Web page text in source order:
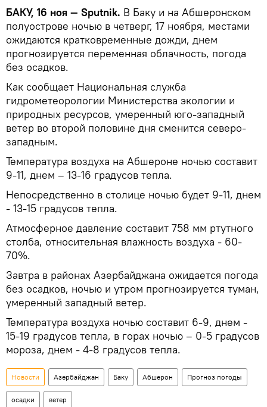
БАКУ, 16 ноя — Sputnik. В Баку и на Абшеронском
полуострове ночью в четверг, 17 ноября, местами
ожидаются кратковременные дожди, днем
прогнозируется переменная облачность, погода
без осадков.
Как сообщает Национальная служба
гидрометеорологии Министерства экологии и
природных ресурсов, умеренный юго-западный
ветер во второй половине дня сменится северо-
западным.
Температура воздуха на Абшероне ночью составит
9-11, днем – 13-16 градусов тепла.
Непосредственно в столице ночью будет 9-11, днем
- 13-15 градусов тепла.
Атмосферное давление составит 758 мм ртутного
столба, относительная влажность воздуха - 60-
70%.
Завтра в районах Азербайджана ожидается погода
без осадков, ночью и утром прогнозируется туман,
умеренный западный ветер.
Температура воздуха ночью составит 6-9, днем -
15-19 градусов тепла, в горах ночью – 0-5 градусов
мороза, днем - 4-8 градусов тепла.
Новости Азербайджан Баку Абшерон Прогноз погоды
осадки ветер